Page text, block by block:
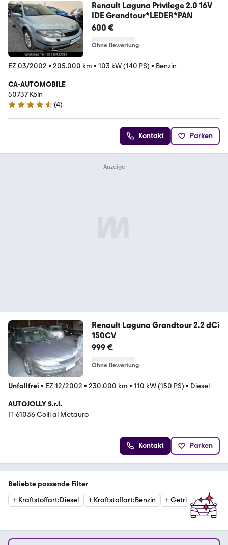
Renault Laguna Privilege 2.0 16V
IDE Grandtour*LEDER*PAN
600 €
Ohne Bewertung
EZ 03/2002 • 205.000 km • 103 kW (140 PS) • Benzin
CA-AUTOMOBILE
50737 Köln
4.3 Sterne
(4)
Kontakt Parken
Renault Laguna Grandtour 2.2 dCi
150CV
999 €
Ohne Bewertung
Unfallfrei • EZ 12/2002 • 230.000 km • 110 kW (150 PS) • Diesel
AUTOJOLLY S.r.l.
IT-61036 Colli al Metauro
Kontakt Parken
Beliebte passende Filter
+ Kraftstoffart:Diesel + Kraftstoffart:Benzin +Getriebe: